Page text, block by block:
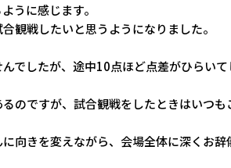
うに感じます。
観戦したいと思うようになりました。
でしたが、途中10点ほど点差がひらい
のですが、試合観戦をしたときはいつも
向きを変えながら、会場全体に深くお